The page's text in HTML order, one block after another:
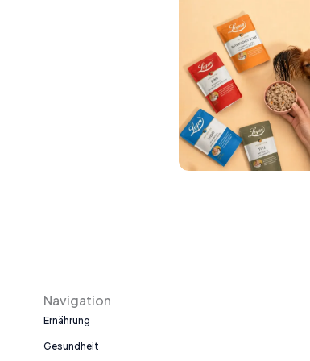
Navigation
Ernährung
Gesundheit